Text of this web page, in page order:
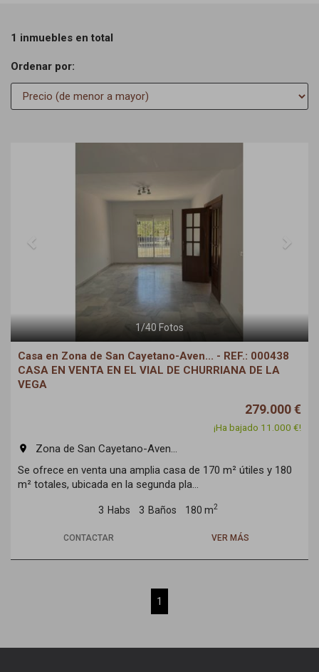
1 inmuebles en total
Ordenar por:
1/40 Fotos
Casa en Zona de San Cayetano-Aven... - REF.: 000438
CASA EN VENTA EN EL VIAL DE CHURRIANA DE LA
VEGA
279.000 €
¡Ha bajado 11.000 €!
room
Zona de San Cayetano-Aven...
Se ofrece en venta una amplia casa de 170 m² útiles y 180
m² totales, ubicada en la segunda pla...
3 Habs 3 Baños 180 m2
CONTACTAR VER MÁS
1